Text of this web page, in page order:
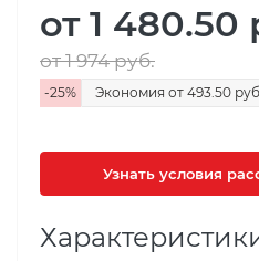
от 1 480.50
от 1 974руб.
-25% Экономия от 493.50
Узнать условия